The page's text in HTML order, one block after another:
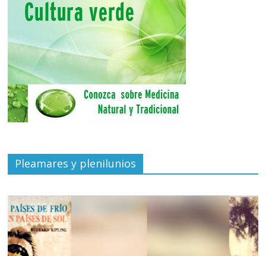
Pleamares y plenilunios